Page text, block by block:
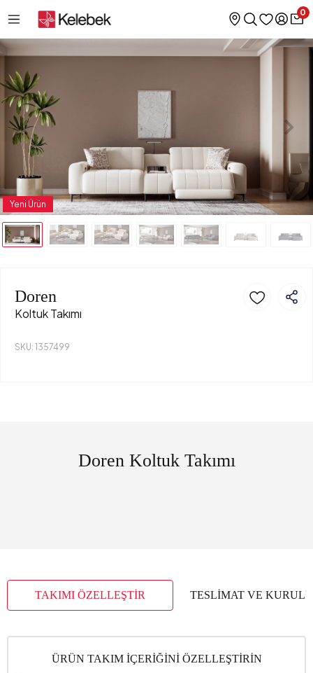
0
Yeni Ürün
Doren
Koltuk Takımı
SKU: 1357499
Doren Koltuk Takımı
TAKIMI ÖZELLEŞTİR TESLİMAT VE
ÜRÜN TAKIM İÇERİĞİNİ ÖZELLEŞTİRİN